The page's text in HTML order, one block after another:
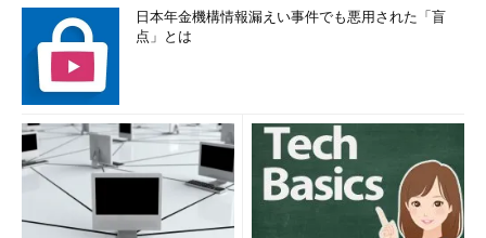
日本年金機構情報漏えい事件でも悪用された「盲
点」とは